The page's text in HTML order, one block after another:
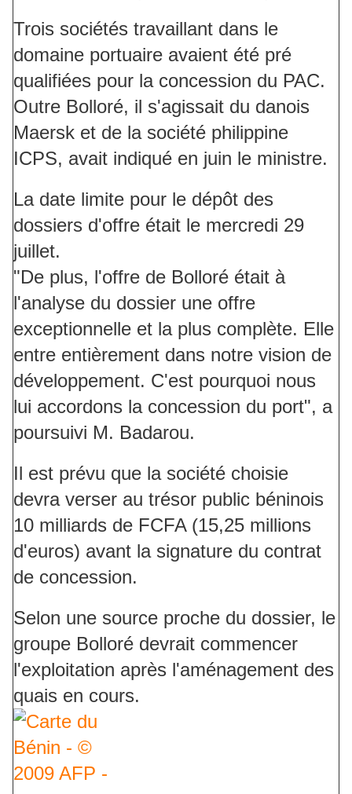
Trois sociétés travaillant dans le
domaine portuaire avaient été pré
qualifiées pour la concession du PAC.
Outre Bolloré, il s'agissait du danois
Maersk et de la société philippine
ICPS, avait indiqué en juin le ministre.
La date limite pour le dépôt des
dossiers d'offre était le mercredi 29
juillet.
"De plus, l'offre de Bolloré était à
l'analyse du dossier une offre
exceptionnelle et la plus complète. Elle
entre entièrement dans notre vision de
développement. C'est pourquoi nous
lui accordons la concession du port", a
poursuivi M. Badarou.
Il est prévu que la société choisie
devra verser au trésor public béninois
10 milliards de FCFA (15,25 millions
d'euros) avant la signature du contrat
de concession.
Selon une source proche du dossier, le
groupe Bolloré devrait commencer
l'exploitation après l'aménagement des
quais en cours.